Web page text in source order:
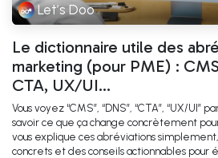
Let’s Doo
Le dictionnaire utile des
marketing (pour PME) :
CTA, UX/UI…
Vous voyez “CMS”, “DNS”, “CTA”, “UX/UI”
savoir ce que ça change concrètement
vous explique ces abréviations
concrets et des conseils actionnables pour